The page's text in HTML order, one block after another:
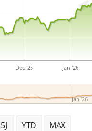
Dec '25 Jan '26
Jan '26
5J YTD MAX